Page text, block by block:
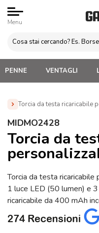
Menu
PENNE VENTAGLI
Torcia da testa ricaricabile
Home » Attrezzi da lavoro
(MIDMO2428)
MIDMO2428
Torcia da
Torcia da testa
1 luce LED (50 lumen) e
ricaricabile da 400 mAh